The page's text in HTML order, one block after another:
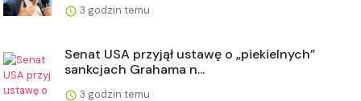
3 godzin temu
Senat USA przyjął ustawę o „piekielnych”
sankcjach Grahama n...
3 godzin temu